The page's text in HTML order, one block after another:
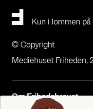
Om Fri­heds­bre­vet
Kun i lommen på
Mediehuset Friheden,
© Copyright